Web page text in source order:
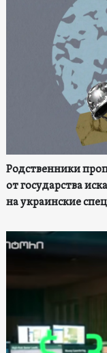
Родственники
от государства
на украинские